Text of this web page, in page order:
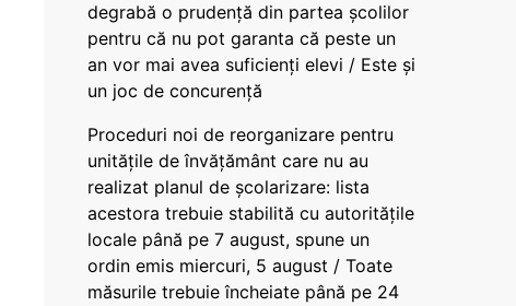
degrabă o prudență din partea școlilor
pentru că nu pot garanta că peste un
an vor mai avea suficienți elevi / Este și
un joc de concurență
Proceduri noi de reorganizare pentru
unitățile de învățământ care nu au
realizat planul de școlarizare: lista
acestora trebuie stabilită cu autoritățile
locale până pe 7 august, spune un
ordin emis miercuri, 5 august / Toate
măsurile trebuie încheiate până pe 24